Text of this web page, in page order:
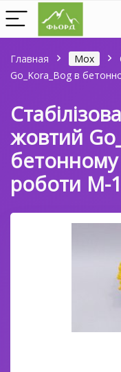
Главная Мох
Go_Kora_Bog в
жовтий
роботи М-